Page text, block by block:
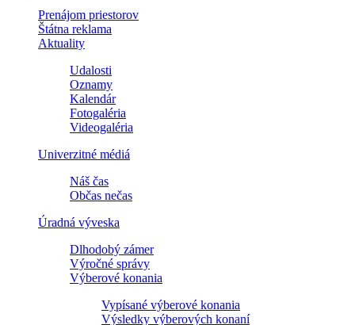
Prenájom priestorov
Štátna reklama
Aktuality
Udalosti
Oznamy
Kalendár
Fotogaléria
Videogaléria
Univerzitné médiá
Náš čas
Občas nečas
Úradná výveska
Dlhodobý zámer
Výročné správy
Výberové konania
Vypísané výberové konania
Výsledky výberových konaní